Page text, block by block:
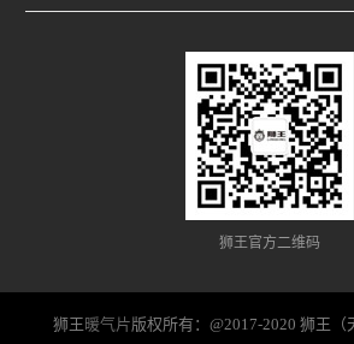
狮王官方二维码
狮王 暖气片版权所有：@2017-2020 狮王（